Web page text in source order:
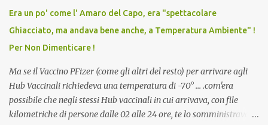
vaccino usato per minacciare i mezzi di sussistenza, il lavoro o la
scuola. Non avevamo mai visto un vaccino che permettesse a un
dodicenne di ignorare il consenso dei genitori. Dopo tutti i vaccini
che abbiamo elencato sopra...
Era un po' come l' Amaro del Capo, era "spettacolare
Ghiacciato, ma andava bene anche, a Temperatura Ambiente" !
Per Non Dimenticare !
Ma se il Vaccino PFizer (come gli altri del resto) per arrivare agli
Hub Vaccinali richiedeva una temperatura di -70° ... .com'era
possibile che negli stessi Hub vaccinali in cui arrivava, con file
kilometriche di persone dalle 02 alle 24 ore, te lo somministravano